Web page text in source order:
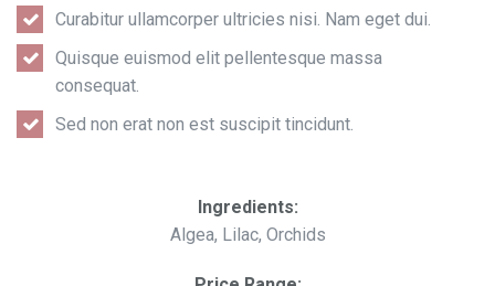
Curabitur ullamcorper ultricies nisi. Nam eget dui.
Quisque euismod elit pellentesque massa
consequat.
Sed non erat non est suscipit tincidunt.
Ingredients:
Algea, Lilac, Orchids